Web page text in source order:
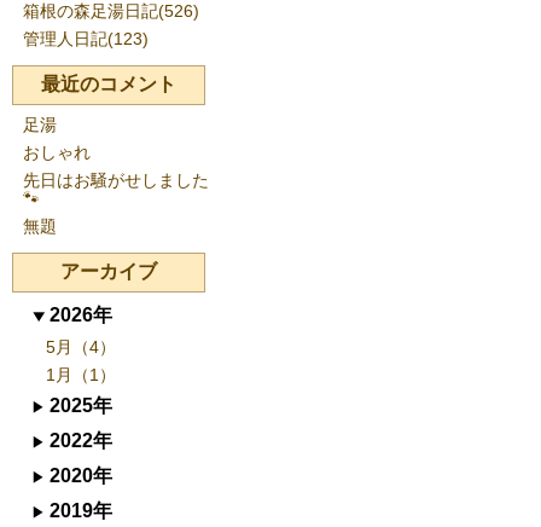
箱根の森足湯日記(526)
管理人日記(123)
最近のコメント
足湯
おしゃれ
先日はお騒がせしました
🐾
無題
アーカイブ
2026年
5月（4）
1月（1）
2025年
2022年
2020年
2019年